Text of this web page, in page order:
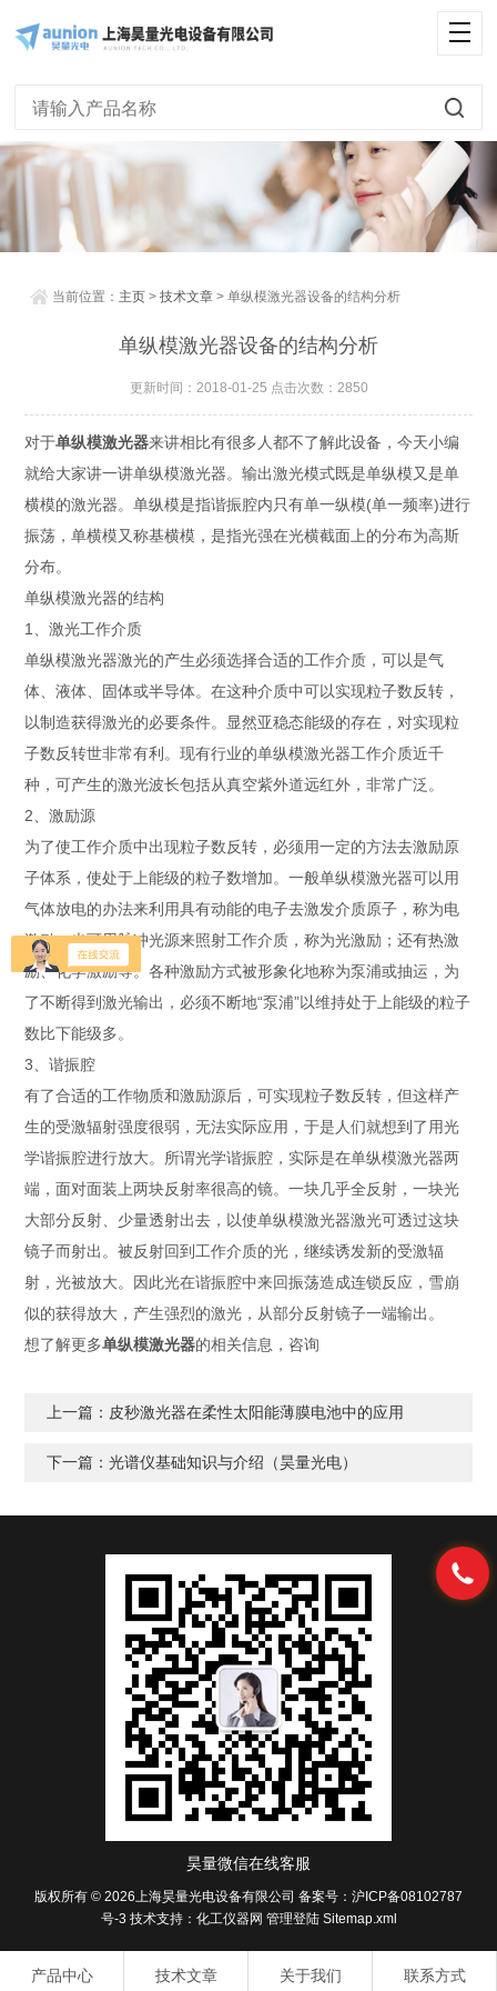
当前位置： 主页 >技术文章 > 单纵模激光器设备的结构分析
单纵模激光器设备的结构分析
更新时间：2018-01-25 点击次数：2850
对于单纵模激光器来讲相比有很多人都不了解此设备，今天小编
就给大家讲一讲单纵模激光器。输出激光模式既是单纵模又是单
横模的激光器。单纵模是指谐振腔内只有单一纵模(单一频率)进行
振荡，单横模又称基横模，是指光强在光横截面上的分布为高斯
分布。
单纵模激光器的结构
1、激光工作介质
单纵模激光器激光的产生必须选择合适的工作介质，可以是气
体、液体、固体或半导体。在这种介质中可以实现粒子数反转，
以制造获得激光的必要条件。显然亚稳态能级的存在，对实现粒
子数反转世非常有利。现有行业的单纵模激光器工作介质近千
种，可产生的激光波长包括从真空紫外道远红外，非常广泛。
2、激励源
为了使工作介质中出现粒子数反转，必须用一定的方法去激励原
子体系，使处于上能级的粒子数增加。一般单纵模激光器可以用
气体放电的办法来利用具有动能的电子去激发介质原子，称为电
激励；也可用脉冲光源来照射工作介质，称为光激励；还有热激
励、化学激励等。各种激励方式被形象化地称为泵浦或抽运，为
了不断得到激光输出，必须不断地“泵浦”以维持处于上能级的粒子
数比下能级多。
3、谐振腔
有了合适的工作物质和激励源后，可实现粒子数反转，但这样产
生的受激辐射强度很弱，无法实际应用，于是人们就想到了用光
学谐振腔进行放大。所谓光学谐振腔，实际是在单纵模激光器两
端，面对面装上两块反射率很高的镜。一块几乎全反射，一块光
大部分反射、少量透射出去，以使单纵模激光器激光可透过这块
镜子而射出。被反射回到工作介质的光，继续诱发新的受激辐
射，光被放大。因此光在谐振腔中来回振荡造成连锁反应，雪崩
似的获得放大，产生强烈的激光，从部分反射镜子一端输出。
想了解更多单纵模激光器的相关信息，咨询
上一篇： 皮秒激光器在柔性太阳能薄膜电池中的应用
下一篇：光谱仪基础知识与介绍（昊量光电）
产品中心 技术文章 关于我们 联系方式
昊量微信在线客服
版权所有 © 2026上海昊量光电设备有限公司 备案号：沪ICP备08102787
号-3 技术支持： 化工仪器网 管理登陆 Sitemap.xml